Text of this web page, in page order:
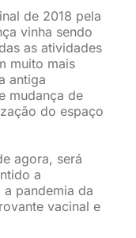
de 2018 pela
vinha sendo
as atividades
muito mais
antiga
mudança de
do espaço
agora, será
a
pandemia da
vacinal e